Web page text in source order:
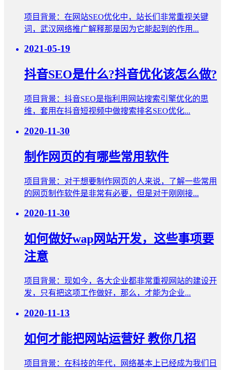
项目背景：在网站SEO优化中，站长们非常重视关键
词，武汉网络推广解释那是因为它能起到的作用...
2021-05-19
抖音SEO是什么?抖音优化该怎么做?
项目背景：抖音SEO是指利用网站搜索引擎优化的思
维，套用在抖音短视频中做搜索排名SEO优化...
2020-11-30
制作网页的有哪些常用软件
项目背景：对于想要制作网页的人来说，了解一些常用
的网页制作软件是非常有必要，但是对于刚刚接...
2020-11-30
如何做好wap网站开发，这些事项要
注意
项目背景：​现如今，各大企业都非常重视网站的建设开
发，只有把这项工作做好，那么，才能为企业...
2020-11-13
如何才能把网站运营好 教你几招
项目背景：在科技的年代，网络基本上已经成为我们日